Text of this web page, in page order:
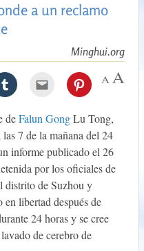
a un reclamo
Minghui.org
deFalun GongLu Tong,
7 de la mañana del 24
informe publicado el 26
por los oficiales de
distrito de Suzhou y
libertad después de
24 horas y se cree
de cerebro de